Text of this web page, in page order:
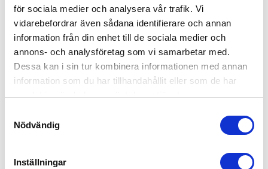
för sociala medier och analysera vår trafik. Vi
vidarebefordrar även sådana identifierare och annan
information från din enhet till de sociala medier och
annons- och analysföretag som vi samarbetar med.
Dessa kan i sin tur kombinera informationen med annan
information som du har tillhandahållit eller som de har
samlat in när du har använt deras tjänster.
Nödvändig
Inställningar
Är ni försäkrade?
Absolut. Vi har en generös försäkring, men
villkoren kan variera beroende på var du bor.
Kontakta ditt lokalkontor i Klippan för att få mer
information om vad som gäller.
Kan jag använda RUT-avdrag för